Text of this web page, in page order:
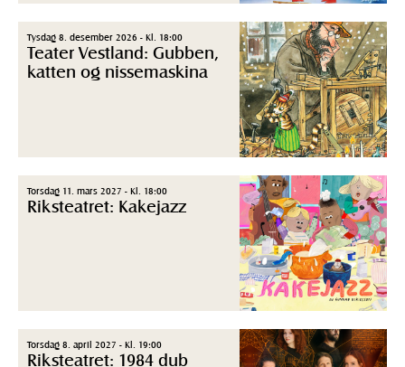
Tysdag 8. desember 2026 - Kl. 18:00
Teater Vestland: Gubben,
katten og nissemaskina
Torsdag 11. mars 2027 - Kl. 18:00
Riksteatret: Kakejazz
Torsdag 8. april 2027 - Kl. 19:00
Riksteatret: 1984 dub